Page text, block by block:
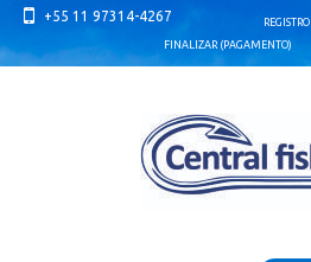
+55 11 97314-4267 REGISTRO
FINALIZAR (PAGAMENTO)